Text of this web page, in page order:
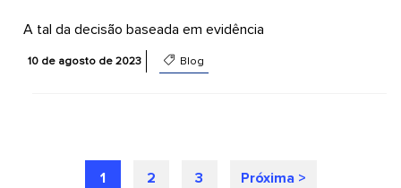
A tal da decisão baseada em evidência
10 de agosto de 2023 Blog
1 2 3 Próxima >